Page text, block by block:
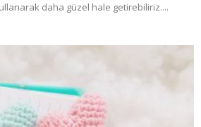
daha güzel hale getirebiliriz....